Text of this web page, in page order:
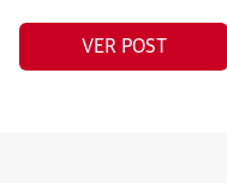
VER POST